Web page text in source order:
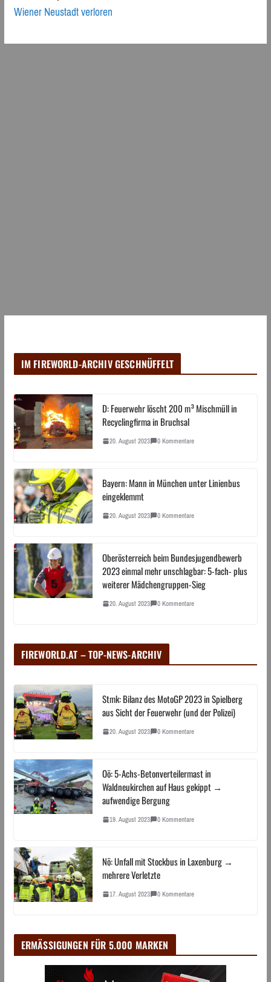
Wiener Neustadt verloren
IM FIREWORLD-ARCHIV GESCHNÜFFELT
D: Feuerwehr löscht 200 m³ Mischmüll in
Recyclingfirma in Bruchsal
20. August 2023 0 Kommentare
Bayern: Mann in München unter Linienbus
eingeklemmt
20. August 2023 0 Kommentare
Oberösterreich beim Bundesjugendbewerb
2023 einmal mehr unschlagbar: 5-fach- plus
weiterer Mädchengruppen-Sieg
20. August 2023 0 Kommentare
FIREWORLD.AT – TOP-NEWS-ARCHIV
Stmk: Bilanz des MotoGP 2023 in Spielberg
aus Sicht der Feuerwehr (und der Polizei)
20. August 2023 0 Kommentare
Oö: 5-Achs-Betonverteilermast in
Waldneukirchen auf Haus gekippt →
aufwendige Bergung
19. August 2023 0 Kommentare
Nö: Unfall mit Stockbus in Laxenburg →
mehrere Verletzte
17. August 2023 0 Kommentare
ERMÄSSIGUNGEN FÜR 5.000 MARKEN